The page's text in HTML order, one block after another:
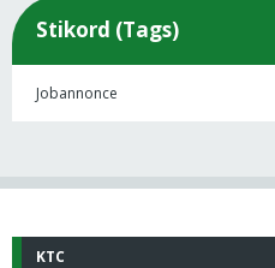
Stikord (Tags)
Jobannonce
KTC